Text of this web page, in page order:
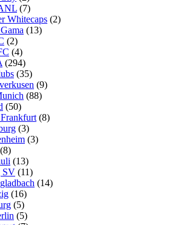
(7)
Whitecaps (2)
(13)
(2)
(4)
(294)
(35)
(9)
(88)
(50)
(8)
(3)
(3)
(8)
(13)
SV (11)
(14)
(16)
(5)
(5)